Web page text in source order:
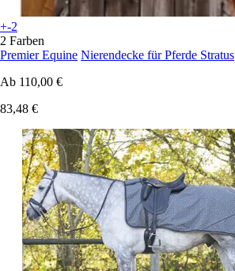
+-2
2 Farben
Premier Equine Nierendecke für Pferde Stratus
Ab 110,00 €
83,48 €